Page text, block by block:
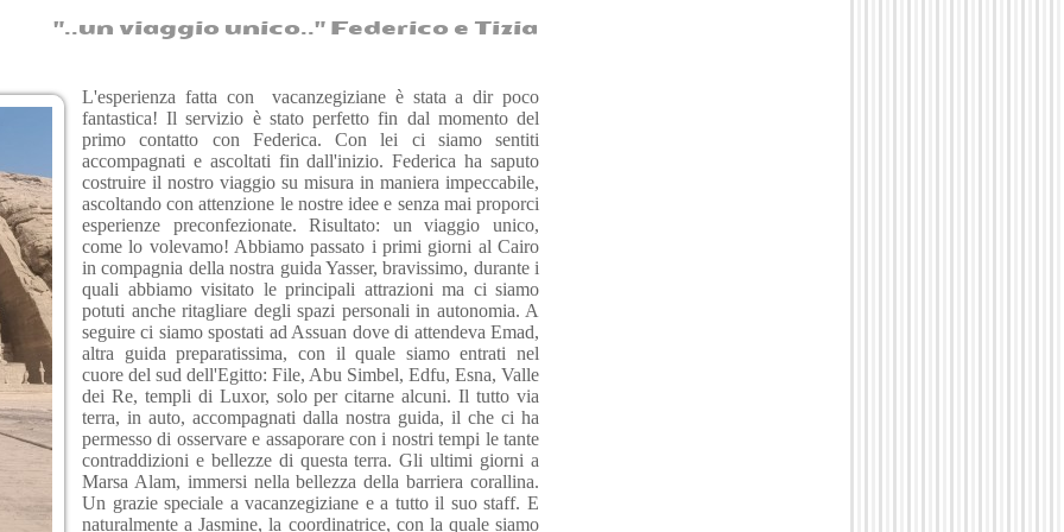
viaggio unico.." Federico e Tiziana
L'esperienza fatta con vacanzegiziane è stata a dir poco
fantastica! Il servizio è stato perfetto fin dal momento del
primo contatto con Federica. Con lei ci siamo sentiti
accompagnati e ascoltati fin dall'inizio. Federica ha saputo
costruire il nostro viaggio su misura in maniera impeccabile,
ascoltando con attenzione le nostre idee e senza mai proporci
esperienze preconfezionate. Risultato: un viaggio unico,
come lo volevamo! Abbiamo passato i primi giorni al Cairo
in compagnia della nostra guida Yasser, bravissimo, durante i
quali abbiamo visitato le principali attrazioni ma ci siamo
potuti anche ritagliare degli spazi personali in autonomia. A
seguire ci siamo spostati ad Assuan dove di attendeva Emad,
altra guida preparatissima, con il quale siamo entrati nel
cuore del sud dell'Egitto: File, Abu Simbel, Edfu, Esna, Valle
dei Re, templi di Luxor, solo per citarne alcuni. Il tutto via
terra, in auto, accompagnati dalla nostra guida, il che ci ha
permesso di osservare e assaporare con i nostri tempi le tante
contraddizioni e bellezze di questa terra. Gli ultimi giorni a
Marsa Alam, immersi nella bellezza della barriera corallina.
Un grazie speciale a vacanzegiziane e a tutto il suo staff. E
naturalmente a Jasmine, la coordinatrice, con la quale siamo